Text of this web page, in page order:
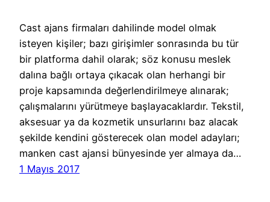
Cast ajans firmaları dahilinde model olmak
isteyen kişiler; bazı girişimler sonrasında bu tür
bir platforma dahil olarak; söz konusu meslek
dalına bağlı ortaya çıkacak olan herhangi bir
proje kapsamında değerlendirilmeye alınarak;
çalışmalarını yürütmeye başlayacaklardır. Tekstil,
aksesuar ya da kozmetik unsurlarını baz alacak
şekilde kendini gösterecek olan model adayları;
manken cast ajansi bünyesinde yer almaya da…
1 Mayıs 2017